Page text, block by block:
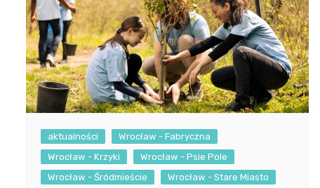
aktualności
Wrocław - Fabryczna
Wrocław - Krzyki
Wrocław - Psie Pole
Wrocław - Śródmieście
Wrocław - Stare Miasto